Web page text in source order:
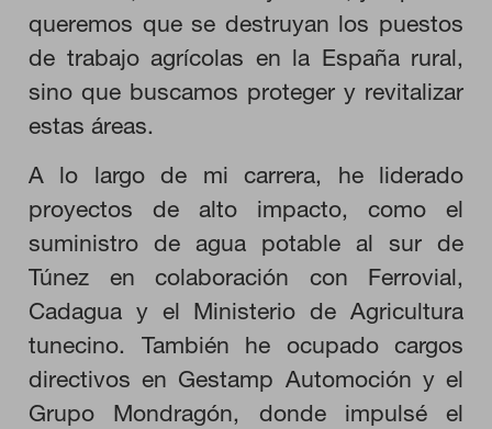
queremos que se destruyan los puestos
de trabajo agrícolas en la España rural,
sino que buscamos proteger y revitalizar
estas áreas.
A lo largo de mi carrera, he liderado
proyectos de alto impacto, como el
suministro de agua potable al sur de
Túnez en colaboración con Ferrovial,
Cadagua y el Ministerio de Agricultura
tunecino. También he ocupado cargos
directivos en Gestamp Automoción y el
Grupo Mondragón, donde impulsé el
HABILITAR TODO
Cookies necesarias
no se pueden desactivar en nuestros sistemas. Puede
configurar su navegador para bloquear o alertar sobre estas
cookies, pero alguna áreas del sitio no funcionarán. Estas
cookies no almacenan ninguna información de identificación
personal.
Cookies de rendimiento
tráfico para poder evaluar el rendimiento de nuestro sitio y
mejorarlo. Nos ayudan a saber qué páginas son las más o
menos visitadas, y cómo los visitantes navegan por el sitio.
por lo tanto, es anónima.